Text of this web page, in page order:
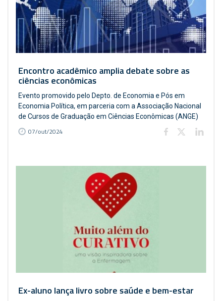
Encontro acadêmico amplia debate sobre as
ciências econômicas
Evento promovido pelo Depto. de Economia e Pós em
Economia Política, em parceria com a Associação Nacional
de Cursos de Graduação em Ciências Econômicas (ANGE)
07/out/2024
Ex-aluno lança livro sobre saúde e bem-estar